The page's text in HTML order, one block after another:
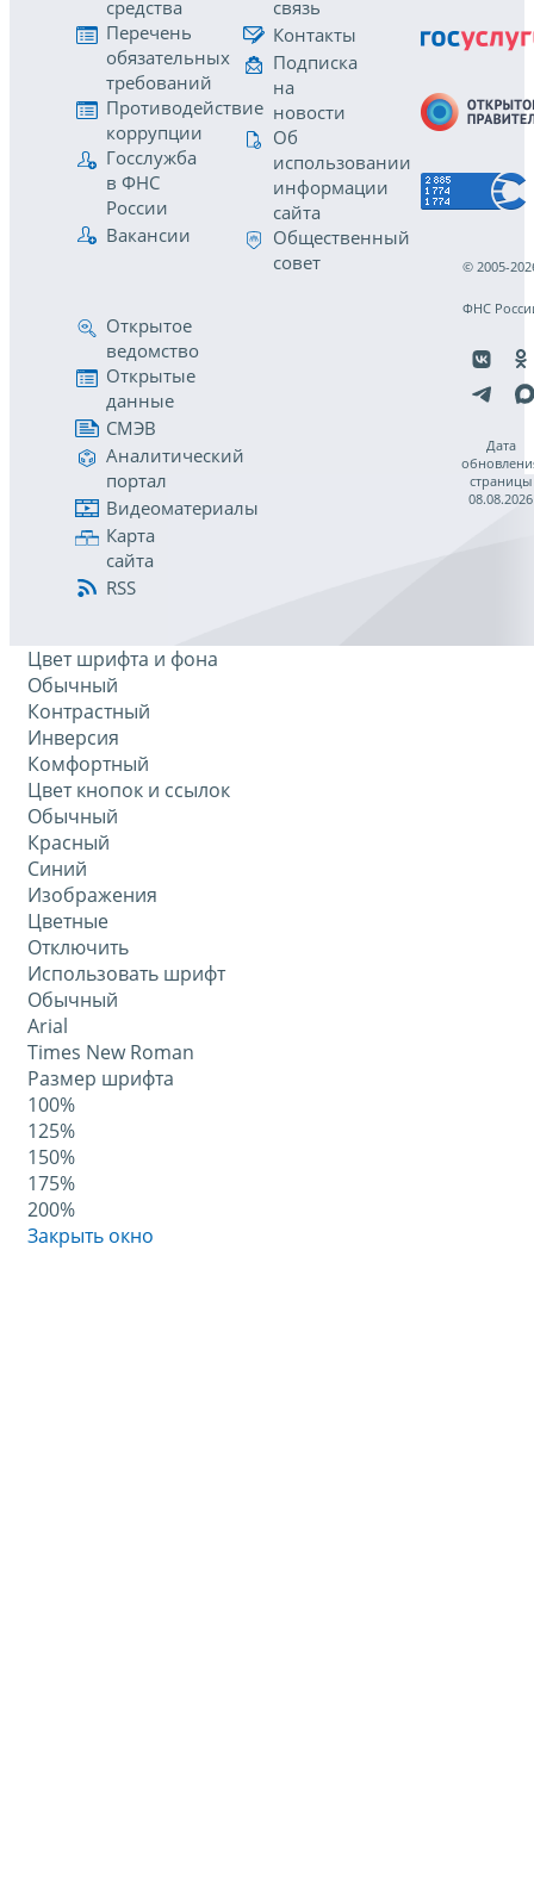
средства
Перечень
обязательных
требований
Противодействие
коррупции
Госслужба
в ФНС
России
Вакансии
связь
Контакты
Подписка
на
новости
Об
использовании
информации
сайта
Общественный
совет
Открытое
ведомство
Открытые
данные
СМЭВ
Аналитический
портал
Видеоматериалы
Карта
сайта
RSS
© 2005-
ФНС
Дата
страницы
08.08.2026
Цвет шрифта и фона
Обычный
Контрастный
Инверсия
Комфортный
Цвет кнопок и ссылок
Обычный
Красный
Синий
Изображения
Цветные
Отключить
Использовать шрифт
Обычный
Arial
Times New Roman
Размер шрифта
100%
125%
150%
175%
200%
Закрыть окно